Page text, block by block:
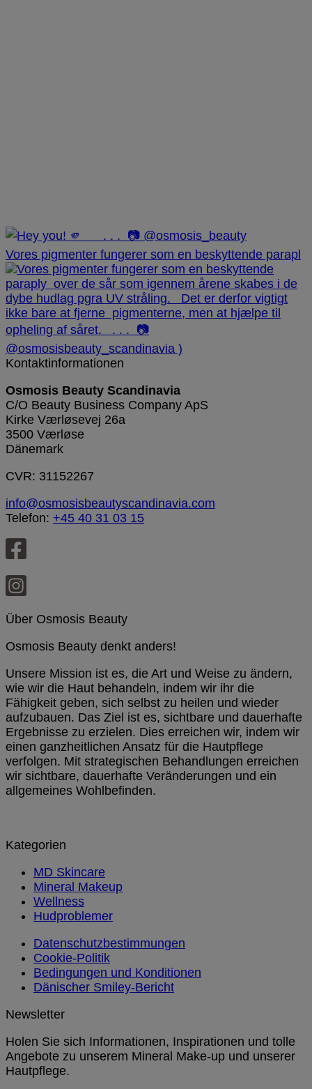
Vores pigmenter fungerer som en beskyttende parapl
Kontaktinformationen
Osmosis Beauty Scandinavia
C/O Beauty Business Company ApS
Kirke Værløsevej 26a
3500 Værløse
Dänemark
CVR: 31152267
info@osmosisbeautyscandinavia.com
Telefon: +45 40 31 03 15
Über Osmosis Beauty
Osmosis Beauty denkt anders!
Unsere Mission ist es, die Art und Weise zu ändern,
wie wir die Haut behandeln, indem wir ihr die
Fähigkeit geben, sich selbst zu heilen und wieder
aufzubauen. Das Ziel ist es, sichtbare und dauerhafte
Ergebnisse zu erzielen. Dies erreichen wir, indem wir
einen ganzheitlichen Ansatz für die Hautpflege
verfolgen. Mit strategischen Behandlungen erreichen
wir sichtbare, dauerhafte Veränderungen und ein
allgemeines Wohlbefinden.
Kategorien
MD Skincare
Mineral Makeup
Wellness
Hudproblemer
Datenschutzbestimmungen
Cookie-Politik
Bedingungen und Konditionen
Dänischer Smiley-Bericht
Newsletter
Holen Sie sich Informationen, Inspirationen und tolle
Angebote zu unserem Mineral Make-up und unserer
Hautpflege.